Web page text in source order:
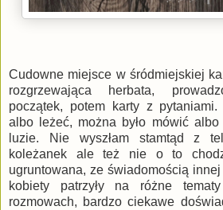
Cudowne miejsce w śródmiejskiej
rozgrzewająca herbata,
początek, potem karty z
albo leżeć, można było mówić
luzie. Nie wyszłam stamtąd z
koleżanek ale też nie o to
ugruntowana, ze świadomością
kobiety patrzyły na różne
rozmowach, bardzo ciekawe